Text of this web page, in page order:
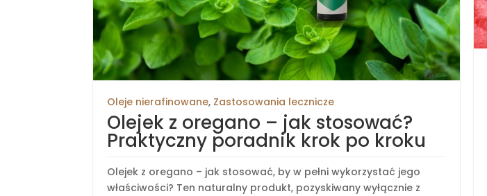
Oleje nierafinowane, Zastosowania lecznicze
Olejek z oregano – jak stosować?
Praktyczny poradnik krok po kroku
Olejek z oregano – jak stosować, by w pełni wykorzystać jego
właściwości? Ten naturalny produkt, pozyskiwany wyłącznie z